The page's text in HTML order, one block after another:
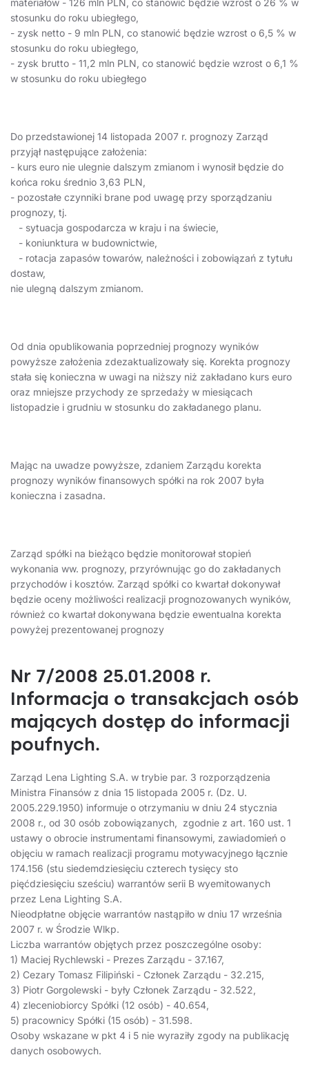
materiałów - 126 mln PLN, co stanowić będzie wzrost o 26 % w
stosunku do roku ubiegłego,
- zysk netto - 9 mln PLN, co stanowić będzie wzrost o 6,5 % w
stosunku do roku ubiegłego,
- zysk brutto - 11,2 mln PLN, co stanowić będzie wzrost o 6,1 %
w stosunku do roku ubiegłego
Do przedstawionej 14 listopada 2007 r. prognozy Zarząd
przyjął następujące założenia:
- kurs euro nie ulegnie dalszym zmianom i wynosił będzie do
końca roku średnio 3,63 PLN,
- pozostałe czynniki brane pod uwagę przy sporządzaniu
prognozy, tj.
- sytuacja gospodarcza w kraju i na świecie,
- koniunktura w budownictwie,
- rotacja zapasów towarów, należności i zobowiązań z tytułu
dostaw,
nie ulegną dalszym zmianom.
Od dnia opublikowania poprzedniej prognozy wyników
powyższe założenia zdezaktualizowały się. Korekta prognozy
stała się konieczna w uwagi na niższy niż zakładano kurs euro
oraz mniejsze przychody ze sprzedaży w miesiącach
listopadzie i grudniu w stosunku do zakładanego planu.
Mając na uwadze powyższe, zdaniem Zarządu korekta
prognozy wyników finansowych spółki na rok 2007 była
konieczna i zasadna.
Zarząd spółki na bieżąco będzie monitorował stopień
wykonania ww. prognozy, przyrównując go do zakładanych
przychodów i kosztów. Zarząd spółki co kwartał dokonywał
będzie oceny możliwości realizacji prognozowanych wyników,
również co kwartał dokonywana będzie ewentualna korekta
powyżej prezentowanej prognozy
Nr 7/2008 25.01.2008 r.
Informacja o transakcjach osób
mających dostęp do informacji
poufnych.
Zarząd Lena Lighting S.A. w trybie par. 3 rozporządzenia
Ministra Finansów z dnia 15 listopada 2005 r. (Dz. U.
2005.229.1950) informuje o otrzymaniu w dniu 24 stycznia
2008 r., od 30 osób zobowiązanych, zgodnie z art. 160 ust. 1
ustawy o obrocie instrumentami finansowymi, zawiadomień o
objęciu w ramach realizacji programu motywacyjnego łącznie
174.156 (stu siedemdziesięciu czterech tysięcy sto
pięćdziesięciu sześciu) warrantów serii B wyemitowanych
przez Lena Lighting S.A.
Nieodpłatne objęcie warrantów nastąpiło w dniu 17 września
2007 r. w Środzie Wlkp.
Liczba warrantów objętych przez poszczególne osoby:
1) Maciej Rychlewski - Prezes Zarządu - 37.167,
2) Cezary Tomasz Filipiński - Członek Zarządu - 32.215,
3) Piotr Gorgolewski - były Członek Zarządu - 32.522,
4) zleceniobiorcy Spółki (12 osób) - 40.654,
5) pracownicy Spółki (15 osób) - 31.598.
Osoby wskazane w pkt 4 i 5 nie wyraziły zgody na publikację
danych osobowych.